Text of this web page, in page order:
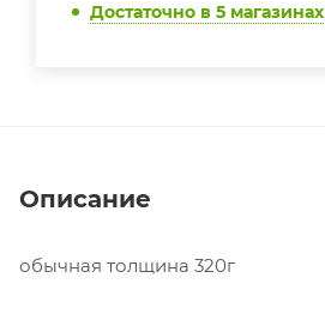
Достаточно в 5 магазинах
Описание
обычная толщина 320г